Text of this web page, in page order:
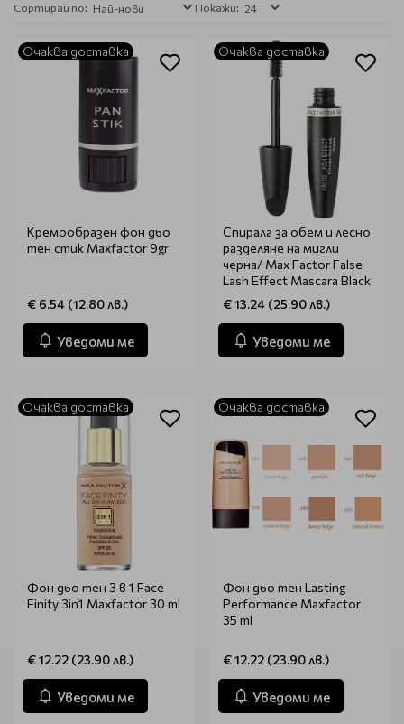
Сортирай по: Покажи:
Очаква доставка
Кремообразен фон дьо
тен стик Maxfactor 9gr
€ 6.54 (12.80 лв.)
Уведоми ме
Очаква доставка
Спирала за обем и лесно
разделяне на мигли
черна/ Max Factor False
Lash Effect Mascara Black
€ 13.24 (25.90 лв.)
Уведоми ме
Очаква доставка
Фон дьо тен 3 в 1 Face
Finity 3in1 Maxfactor 30 ml
€ 12.22 (23.90 лв.)
Уведоми ме
Очаква доставка
Фон дьо тен Lasting
Performance Maxfactor
35 ml
€ 12.22 (23.90 лв.)
Уведоми ме